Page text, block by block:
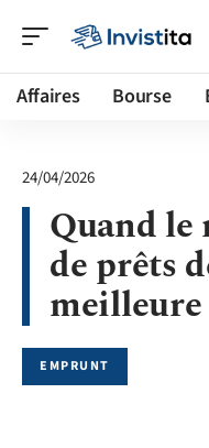
Affaires Bourse
24/04/2026
Quand
de prêts
EMPRUNT